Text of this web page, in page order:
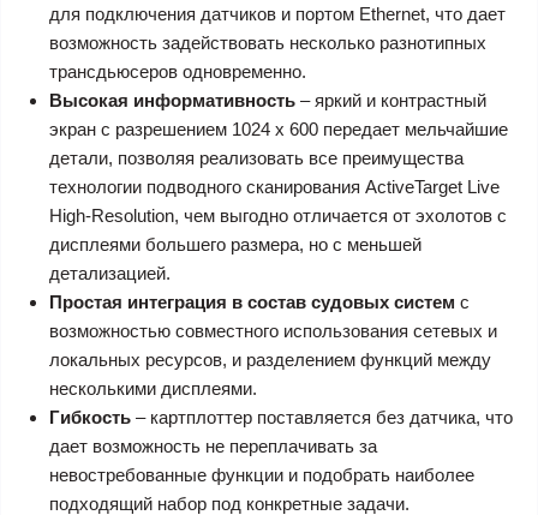
для подключения датчиков и портом Ethernet, что дает
возможность задействовать несколько разнотипных
трансдьюсеров одновременно.
Высокая информативность – яркий и контрастный
экран с разрешением 1024 x 600 передает мельчайшие
детали, позволяя реализовать все преимущества
технологии подводного сканирования ActiveTarget Live
High-Resolution, чем выгодно отличается от эхолотов с
дисплеями большего размера, но с меньшей
детализацией.
Простая интеграция в состав судовых систем с
возможностью совместного использования сетевых и
локальных ресурсов, и разделением функций между
несколькими дисплеями.
Гибкость – картплоттер поставляется без датчика, что
дает возможность не переплачивать за
невостребованные функции и подобрать наиболее
подходящий набор под конкретные задачи.